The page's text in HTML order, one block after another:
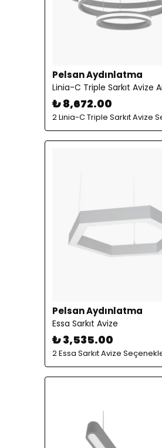
Pelsan Aydınlatma
Linia-C Triple Sarkıt Avize
₺ 8,672.00
2 Linia-C Triple Sarkıt Avize
Pelsan Aydınlatma
Essa Sarkıt Avize
₺ 3,535.00
2 Essa Sarkıt Avize